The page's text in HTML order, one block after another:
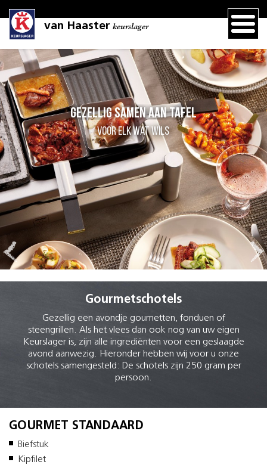
van Haaster keurslager
Pannetje met
laat iedereen zelf
Gourmetschotels
Gezellig een avondje goumetten, fonduen of
steengrillen. Als het vlees dan ook nog van uw eigen
Keurslager is, zijn alle ingrediënten voor een geslaagde
avond aanwezig. Hieronder hebben wij voor u onze
schotels samengesteld: De schotels zijn 250 gram per
persoon.
GOURMET STANDAARD
Biefstuk
Kipfilet